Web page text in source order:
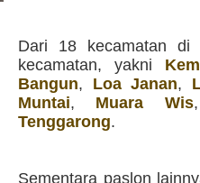
Dari 18 kecamatan di
kecamatan, yakni
Bangun, Loa Janan,
Muntai, Muara Wis
Tenggarong.
Sementara paslon